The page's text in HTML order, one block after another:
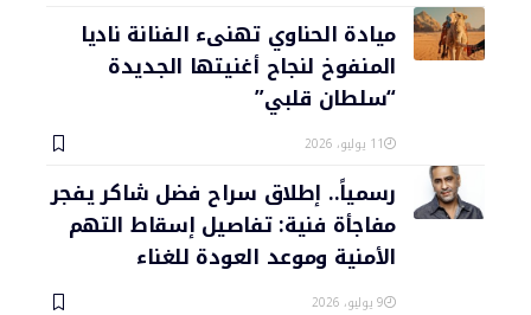
ميادة الحناوي تهنىء الفنانة ناديا
المنفوخ لنجاح أغنيتها الجديدة
“سلطان قلبي”
11 يوليو، 2026
رسمياً.. إطلاق سراح فضل شاكر يفجر
مفاجأة فنية: تفاصيل إسقاط التهم
الأمنية وموعد العودة للغناء
9 يوليو، 2026